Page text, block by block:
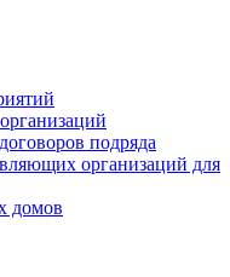
подряда
организаций для
домов